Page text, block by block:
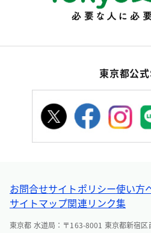
東京都公
お問合せサイトポリシー使い方
サイトマップ関連リンク集
東京都 水道局：〒163-8001 東京都新宿区